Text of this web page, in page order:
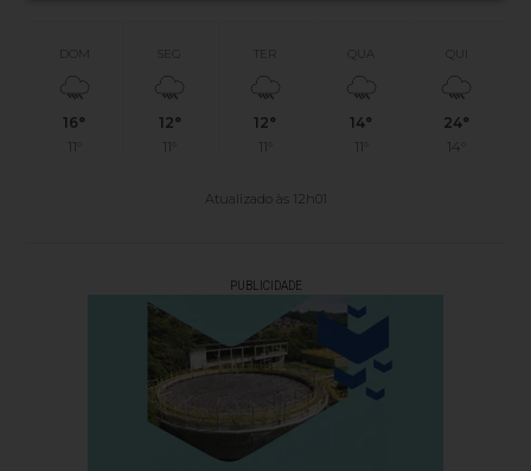
DOM
16°
11°
SEG
12°
11°
TER
12°
11°
QUA
14°
11°
24°
14°
Atualizado às 12h01
PUBLICIDADE